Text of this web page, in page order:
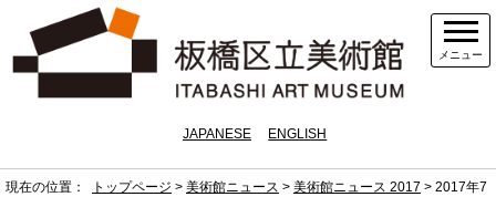
メニュー
JAPANESE ENGLISH
現在の位置： トップページ > 美術館ニュース > 美術館ニュース 2017 > 2017年7